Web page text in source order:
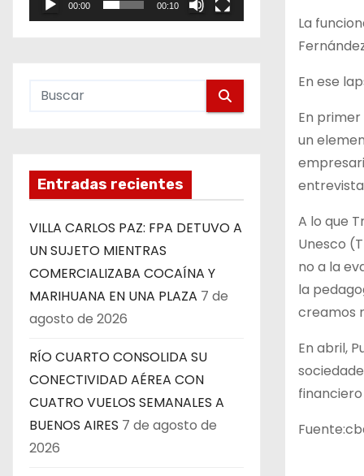
00:00 00:10
Entradas recientes
VILLA CARLOS PAZ: FPA DETUVO A
UN SUJETO MIENTRAS
COMERCIALIZABA COCAÍNA Y
MARIHUANA EN UNA PLAZA 7 de
agosto de 2026
RÍO CUARTO CONSOLIDA SU
CONECTIVIDAD AÉREA CON
CUATRO VUELOS SEMANALES A
BUENOS AIRES 7 de agosto de
2026
La
En ese
En
un
A lo que
Unesco
no a la
la
creamos
En abril,